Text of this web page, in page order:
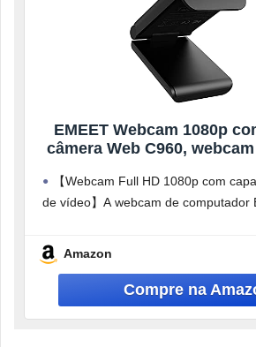
EMEET Webcam 1080p
câmera Web C960,
FOV de 90°, webcam USB
para chamadas online/
【Webcam Full HD 1080p com
de vídeo】A webcam de computador
Amazon